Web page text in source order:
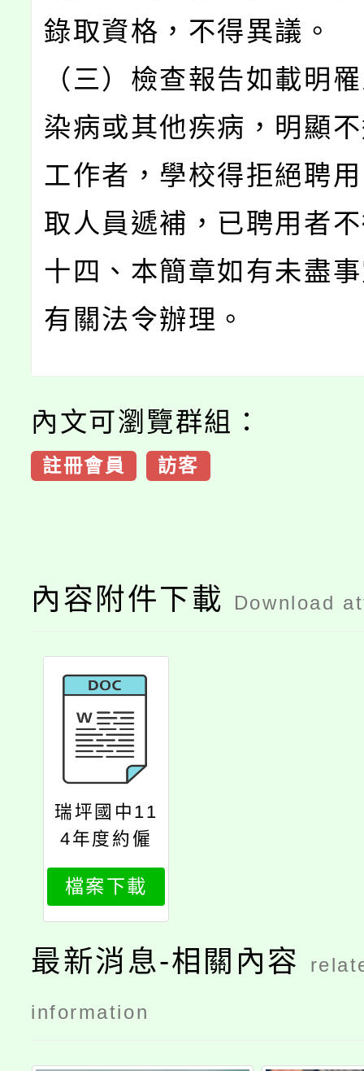
錄取資格，不得異議。
（三）檢查報告如載明
染病或其他疾病，明顯
工作者，學校得拒絕聘
取人員遞補，已聘用者
十四、本簡章如有未盡
有關法令辦理。
內文可瀏覽群組：
註冊會員 訪客
內容附件下載 Download
瑞坪國中11
4年度約僱
人員第3次
甄選簡章公
告版
檔案下載
最新消息-相關內容
information